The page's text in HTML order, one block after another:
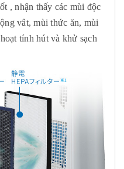
, nhận thấy các mùi độc
vât, mùi thức ăn, mùi
tính hút và khử sạch